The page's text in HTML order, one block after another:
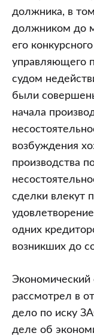
в
течение
шести
месяцев
до
начала
по
делу
об
должника, в
должником до
его
управляющего
судом
были
начала
возбуждения
производства
сделки влекут
одних
возникших до
Экономический
рассмотрел в
дело по иску
деле об